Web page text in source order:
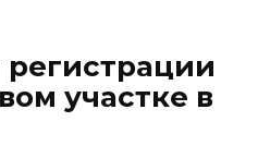
участке в